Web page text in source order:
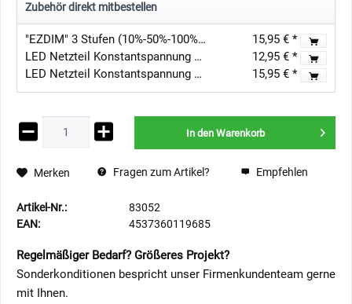
Zubehör direkt mitbestellen
"EZDIM" 3 Stufen (10%-50%-100%) LED Dimmer 12V-24V DC 3A Max für dimmbare LED-Leuchte
15,95 € *
LED Netzteil Konstantspannung / 12V DC / 6W nicht dimmbar
12,95 € *
LED Netzteil Konstantspannung / 12V DC / 15W Ultra Slim Flach IP44
15,95 € *
In den Warenkorb
Merken Fragen zum Artikel? Empfehlen
Artikel-Nr.:
83052
EAN:
4537360119685
Regelmäßiger Bedarf? Größeres Projekt?
Sonderkonditionen bespricht unser Firmenkundenteam gerne
mit Ihnen.